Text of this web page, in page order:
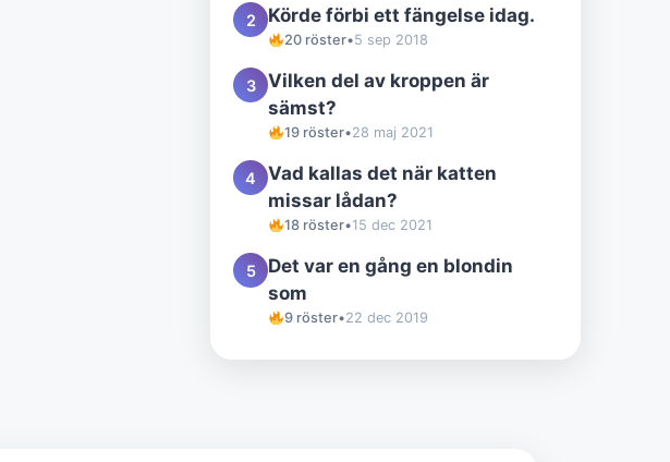
2 Körde förbi ett fängelse idag.
20 röster•5 sep 2018
3
Vilken del av kroppen är
sämst?
19 röster•28 maj 2021
4
Vad kallas det när katten
missar lådan?
18 röster•15 dec 2021
5
Det var en gång en blondin
som
9 röster•22 dec 2019